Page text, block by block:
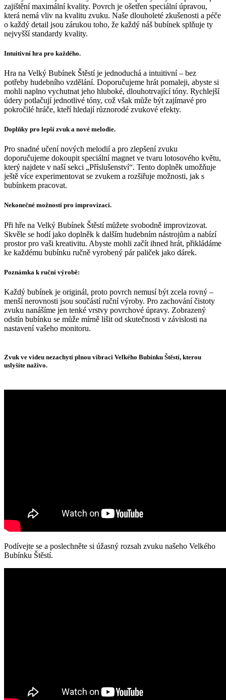
zajištění maximální kvality. Povrch je ošetřen speciální úpravou,
která nemá vliv na kvalitu zvuku. Naše dlouholeté zkušenosti a péče
o každý detail jsou zárukou toho, že každý náš bubínek splňuje ty
nejvyšší standardy kvality.
Intuitivní hra pro každého.
Hra na Velký Bubínek Štěstí je jednoduchá a intuitivní – bez
potřeby hudebního vzdělání. Doporučujeme hrát pomaleji, abyste si
mohli naplno vychutnat jeho hluboké, dlouhotrvající tóny. Rychlejší
údery potlačují jednotlivé tóny, což však může být zajímavé pro
pokročilé hráče, kteří hledají různorodé zvukové efekty.
Doplňky pro lepší zvuk a nové melodie.
Pro snadné učení nových melodií a pro zlepšení zvuku
doporučujeme dokoupit speciální magnet ve tvaru lotosového květu,
který najdete v naší sekci „Příslušenství“. Tento doplněk umožňuje
ještě více experimentovat se zvukem a rozšiřuje možnosti, jak s
bubínkem pracovat.
Nekonečné možnosti pro improvizaci.
Při hře na Velký Bubínek Štěstí můžete svobodně improvizovat.
Skvěle se hodí jako doplněk k dalším hudebním nástrojům a nabízí
prostor pro vaši kreativitu. Abyste mohli začít ihned hrát, přikládáme
ke každému bubínku ručně vyrobený pár paliček jako dárek.
Poznámka k ruční výrobě:
Každý bubínek je originál, proto povrch nemusí být zcela rovný –
menší nerovnosti jsou součástí ruční výroby. Pro zachování čistoty
zvuku nanášíme jen tenké vrstvy povrchové úpravy. Zobrazený
odstín bubínku se může mírně lišit od skutečnosti v závislosti na
nastavení vašeho monitoru.
Zvuk ve videu nezachytí plnou vibraci Velkého Bubínku Štěstí, kterou
uslyšíte naživo.
Podívejte se a poslechněte si úžasný rozsah zvuku našeho Velkého
Bubínku Štěstí.